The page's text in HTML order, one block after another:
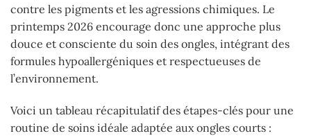
contre les pigments et les agressions chimiques. Le
printemps 2026 encourage donc une approche plus
douce et consciente du soin des ongles, intégrant des
formules hypoallergéniques et respectueuses de
l’environnement.
Voici un tableau récapitulatif des étapes-clés pour une
routine de soins idéale adaptée aux ongles courts :